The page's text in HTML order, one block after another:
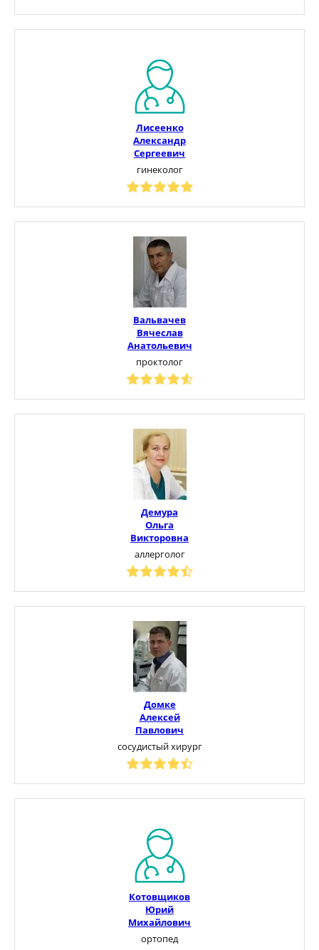
Лисеенко
Александр
Сергеевич
гинеколог
Вальвачев
Вячеслав
Анатольевич
проктолог
Демура
Ольга
Викторовна
аллерголог
Домке
Алексей
Павлович
сосудистый хирург
Котовщиков
Юрий
Михайлович
ортопед